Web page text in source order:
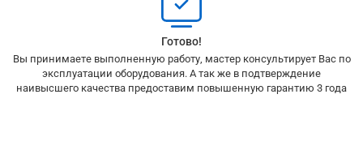
Готово!
Вы принимаете выполненную работу, мастер консультирует Вас по
эксплуатации оборудования. А так же в подтверждение
наивысшего качества предоставим повышенную гарантию 3 года